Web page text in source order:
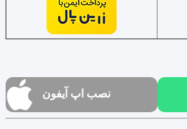
نصب اپ آیفون